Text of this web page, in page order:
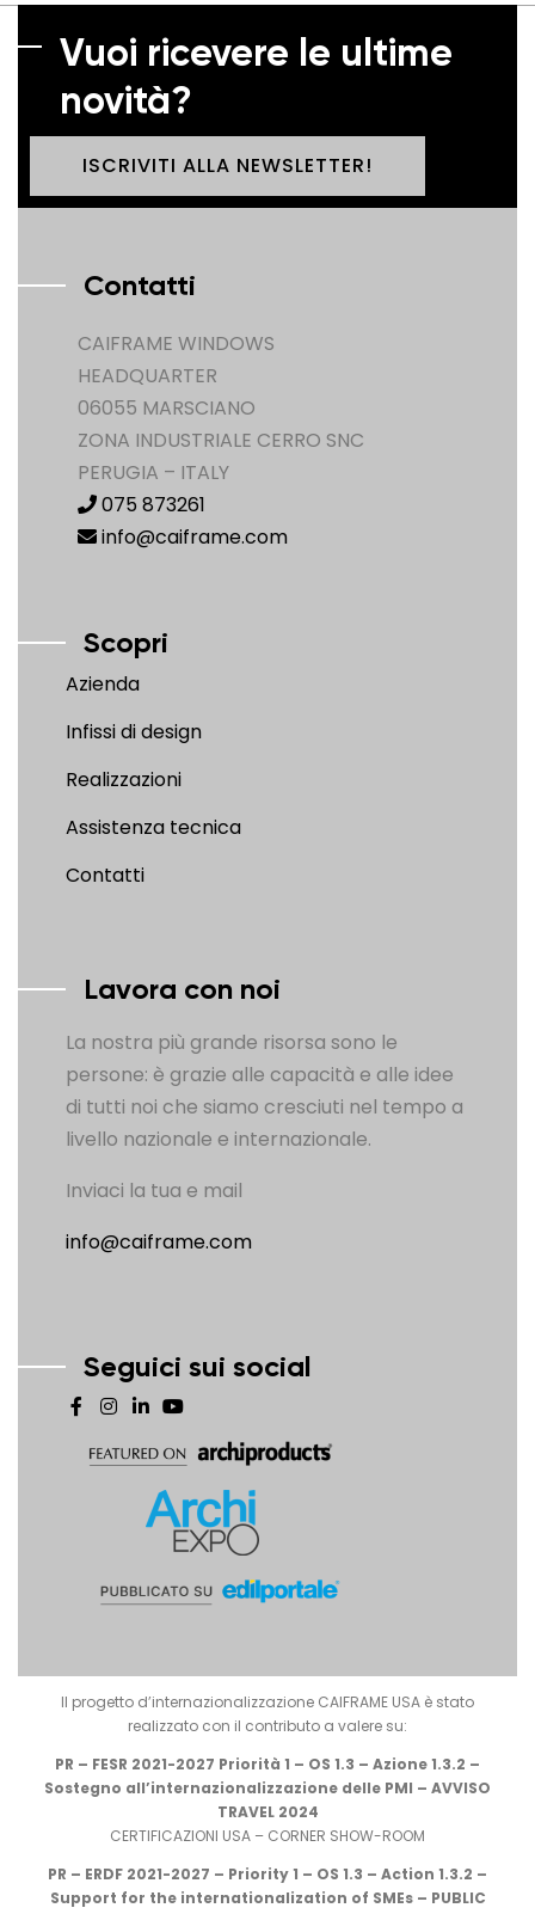
Vuoi ricevere le ultime
novità?
ISCRIVITI ALLA NEWSLETTER!
Contatti
CAIFRAME WINDOWS
HEADQUARTER
06055 MARSCIANO
ZONA INDUSTRIALE CERRO SNC
PERUGIA – ITALY
075 873261
info@caiframe.com
Scopri
Azienda
Infissi di design
Realizzazioni
Assistenza tecnica
Contatti
Lavora con noi
La nostra più grande risorsa sono le
persone: è grazie alle capacità e alle idee
di tutti noi che siamo cresciuti nel tempo a
livello nazionale e internazionale.
Inviaci la tua e mail
info@caiframe.com
Seguici sui social
Il progetto d’internazionalizzazione CAIFRAME USA è stato
realizzato con il contributo a valere su:
PR – FESR 2021-2027 Priorità 1 – OS 1.3 – Azione 1.3.2 –
Sostegno all’internazionalizzazione delle PMI – AVVISO
TRAVEL 2024
CERTIFICAZIONI USA – CORNER SHOW-ROOM
PR – ERDF 2021-2027 – Priority 1 – OS 1.3 – Action 1.3.2 –
Support for the internationalization of SMEs – PUBLIC